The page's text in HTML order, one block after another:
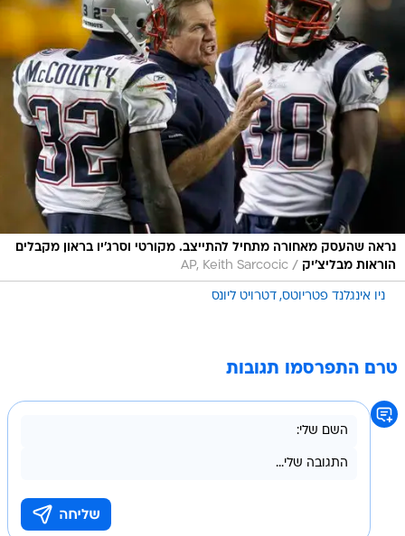
נראה שהעסק מאחורה מתחיל להתייצב. מקורטי וסרג'יו בראון מקבלים
הוראות מבליצ'יק /
AP, Keith Sarcocic
ניו אינגלנד פטריוטס דטרויט ליונס
טרם התפרסמו תגובות